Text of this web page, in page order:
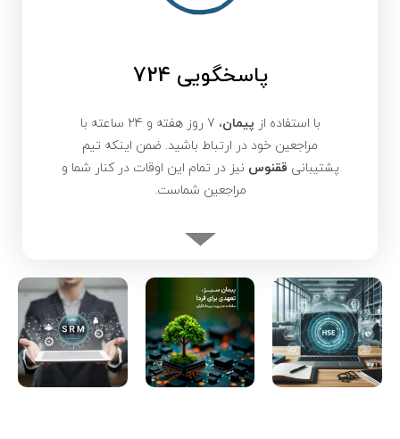
پاسخگویی 724
با استفاده از پیمان
، 7 روز هفته و 24 ساعته با
مراجعین خود در ارتباط باشید. ضمن اینکه تیم
پشتیبانی ققنوس نیز در تمام این اوقات در کنار شما و
مراجعین شماست.